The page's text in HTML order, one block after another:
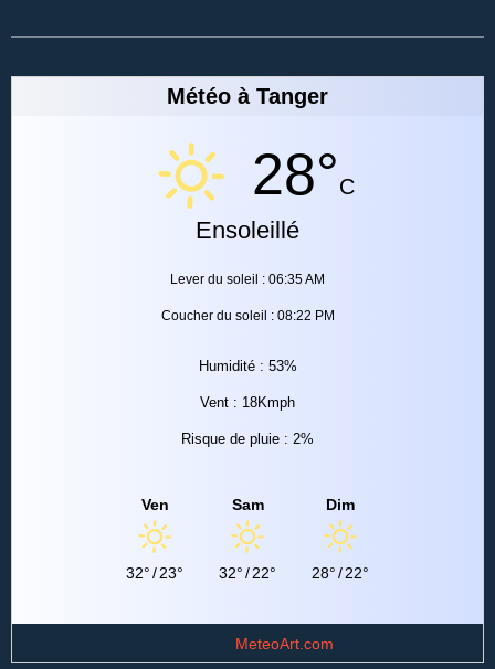
Météo à Tanger
28°C
Ensoleillé
Lever du soleil : 06:35 AM
Coucher du soleil : 08:22 PM
Humidité : 53%
Vent : 18Kmph
Risque de pluie : 2%
Ven
32°/23°
Sam
32°/22°
Dim
28°/22°
MeteoArt.com